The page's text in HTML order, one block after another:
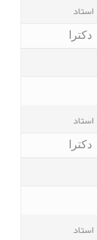
استاد
دکترا
استاد
دکترا
استاد